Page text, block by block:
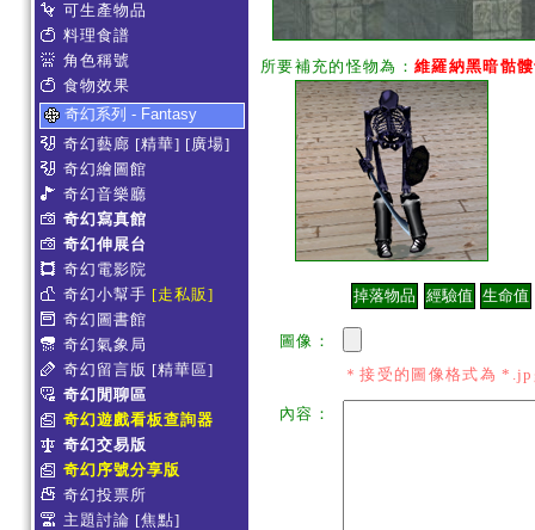
可生產物品
料理食譜
角色稱號
食物效果
奇幻系列 - Fantasy
奇幻藝廊 [精華] [廣場]
奇幻繪圖館
奇幻音樂廳
奇幻寫真館
奇幻伸展台
奇幻電影院
奇幻小幫手 [走私販]
奇幻圖書館
奇幻氣象局
奇幻留言版 [精華區]
奇幻閒聊區
奇幻遊戲看板查詢器
奇幻交易版
奇幻序號分享版
奇幻投票所
主題討論 [焦點]
所要補充的怪物為： 維羅納黑暗骷
圖像：
＊接受的圖像格式為
內容：